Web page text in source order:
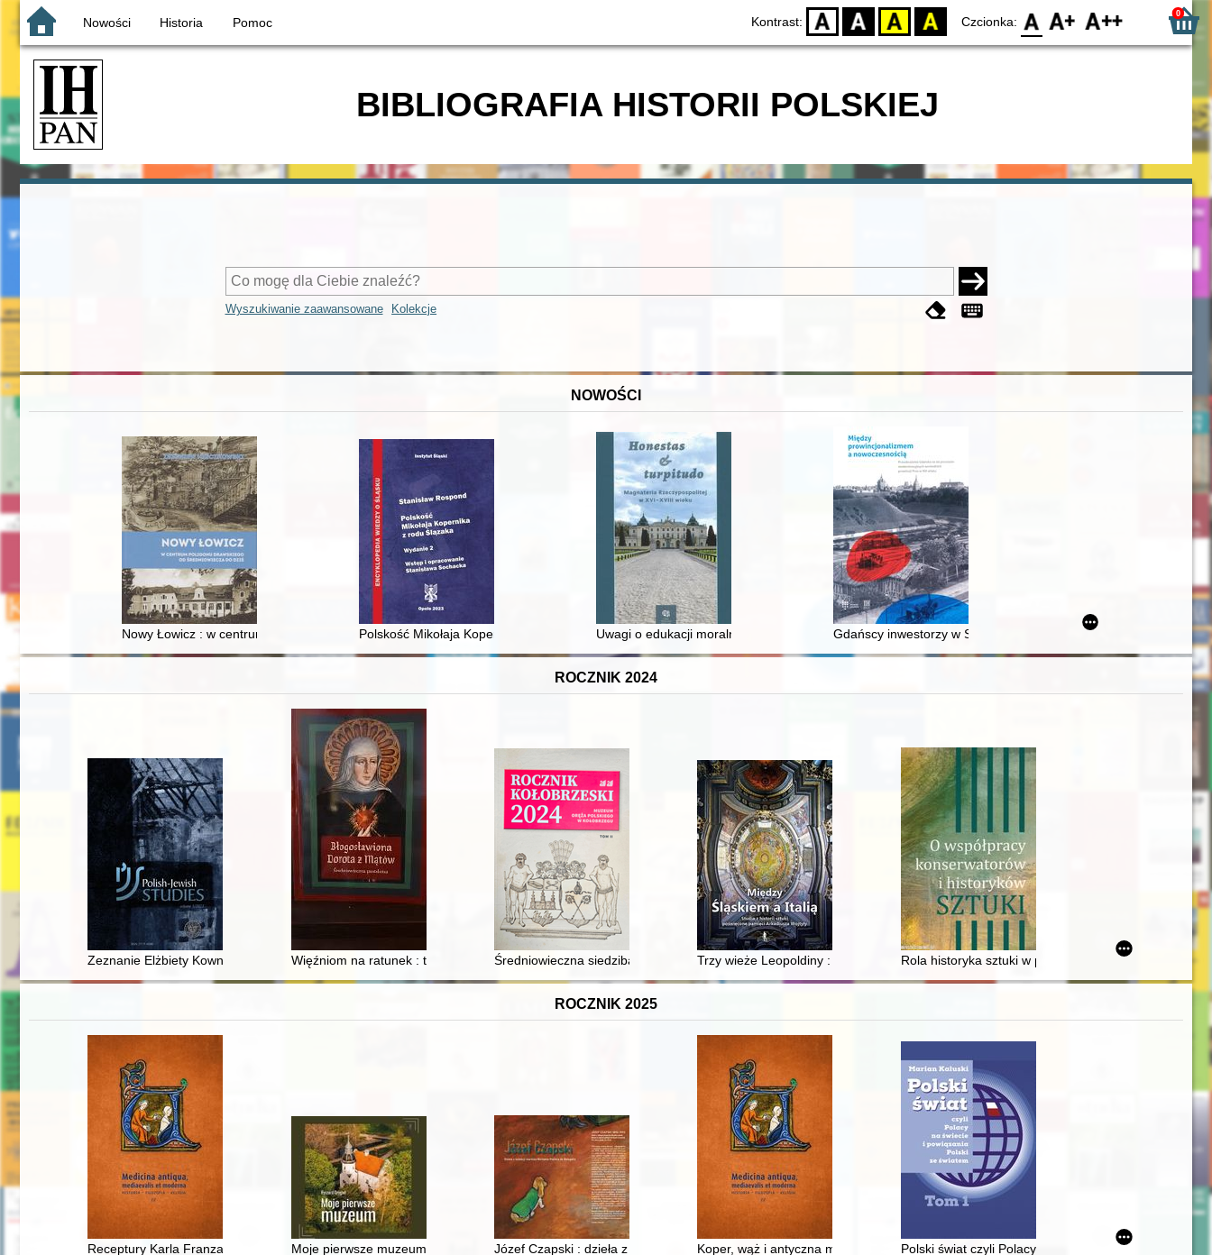
Nowości Historia Pomoc Kontrast: D BW YB BY Czcionka: F0 F1 F2 0
BIBLIOGRAFIA HISTORII POLSKIEJ
Wyszukiwanie zaawansowane Kolekcje
NOWOŚCI
Nowy Łowicz : w centrum poligonu drawskiego od średniowiecza do dziś
Polskość Mikołaja Kopernika z rodu ŚlązakaUwagi o edukacji moralnej synów szlacheckich w XVI-wiecznej Rzeczypospolitej
Gdańscy inwestorzy w Sopocie : prestiż finansowy i towarzyski
ROCZNIK 2024
Zeznanie Elżbiety Kowner vel Wandy Bieńkowskiej w sprawie działalności Emilii Dyny i Elżbiety Gajewskiej : źródło do dziejów Polaków ratujących Żydów
Więźniom na ratunek : trzy mikrohistorie z cudów błogosławionej DorotyŚredniowieczna siedziba obronna rodu Manteuffel w m. Starnin (Kiełpino), pow. kołobrzeski
Trzy wieże Leopoldiny : gmach Uniwersytetu Wrocławskiego jako symbol władzy
Rola historyka sztuki w przygotowaniu dokumentacji
ROCZNIK 2025
Receptury Karla Franza Heintza w czasie epidemii dżumy w latach 1780-1781
Moje pierwsze muzeum Józef Czapski : dzieła z kolekcji markiza Michaela Popiela de Boisgelin
Koper, wąż i antyczna medycyna Polski świat czyli Polacy na świecie i powiązania